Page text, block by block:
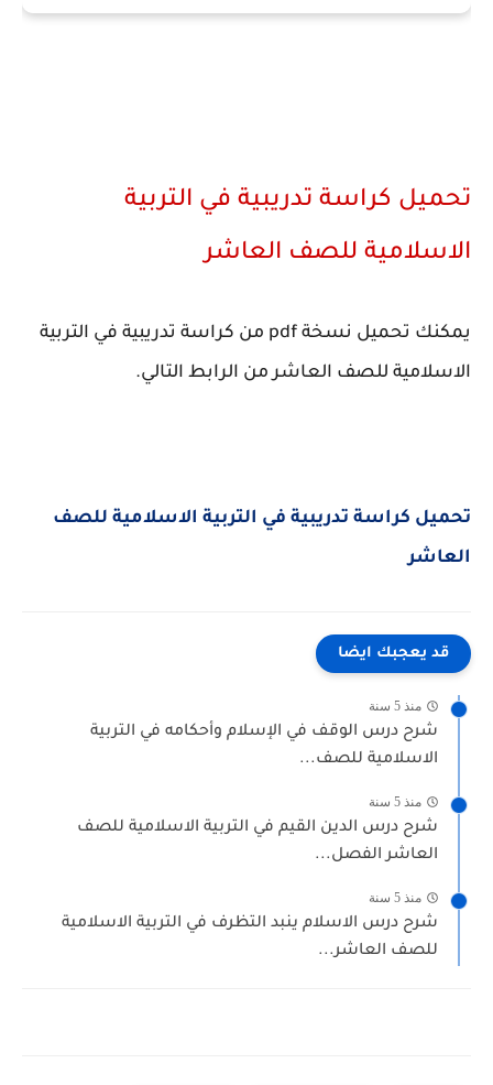
تحميل كراسة تدريبية في التربية
الاسلامية للصف العاشر
يمكنك تحميل نسخة pdf من كراسة تدريبية في التربية
الاسلامية للصف العاشر من الرابط التالي.
تحميل كراسة تدريبية في التربية الاسلامية للصف
العاشر
قد يعجبك ايضا
منذ 5 سنة
شرح درس الوقف في الإسلام وأحكامه في التربية
الاسلامية للصف...
منذ 5 سنة
شرح درس الدين القيم في التربية الاسلامية للصف
العاشر الفصل...
منذ 5 سنة
شرح درس الاسلام ينبد التظرف في التربية الاسلامية
للصف العاشر...